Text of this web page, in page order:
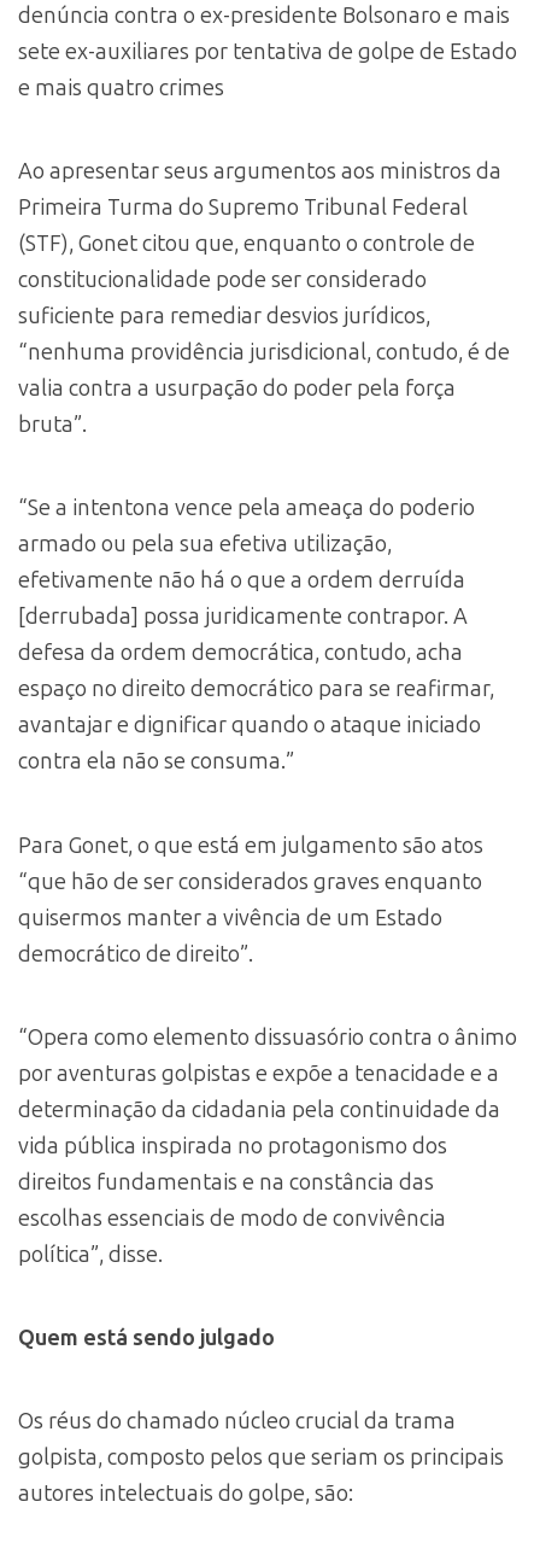
denúncia contra o ex-presidente Bolsonaro e mais
sete ex-auxiliares por tentativa de golpe de Estado
e mais quatro crimes
Ao apresentar seus argumentos aos ministros da
Primeira Turma do Supremo Tribunal Federal
(STF), Gonet citou que, enquanto o controle de
constitucionalidade pode ser considerado
suficiente para remediar desvios jurídicos,
“nenhuma providência jurisdicional, contudo, é de
valia contra a usurpação do poder pela força
bruta”.
“Se a intentona vence pela ameaça do poderio
armado ou pela sua efetiva utilização,
efetivamente não há o que a ordem derruída
[derrubada] possa juridicamente contrapor. A
defesa da ordem democrática, contudo, acha
espaço no direito democrático para se reafirmar,
avantajar e dignificar quando o ataque iniciado
contra ela não se consuma.”
Para Gonet, o que está em julgamento são atos
“que hão de ser considerados graves enquanto
quisermos manter a vivência de um Estado
democrático de direito”.
“Opera como elemento dissuasório contra o ânimo
por aventuras golpistas e expõe a tenacidade e a
determinação da cidadania pela continuidade da
vida pública inspirada no protagonismo dos
direitos fundamentais e na constância das
escolhas essenciais de modo de convivência
política”, disse.
Quem está sendo julgado
Os réus do chamado núcleo crucial da trama
golpista, composto pelos que seriam os principais
autores intelectuais do golpe, são: